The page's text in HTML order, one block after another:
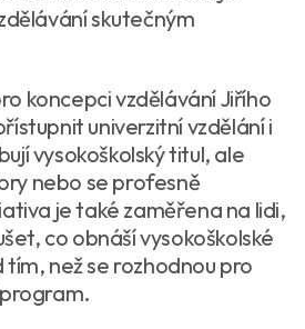
skutečným
koncepci vzdělávání Jiřího
univerzitní vzdělání i
vysokoškolský titul, ale
nebo se profesně
je také zaměřena na lidi,
co obnáší vysokoškolské
než se rozhodnou pro